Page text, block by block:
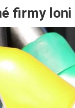
firmy